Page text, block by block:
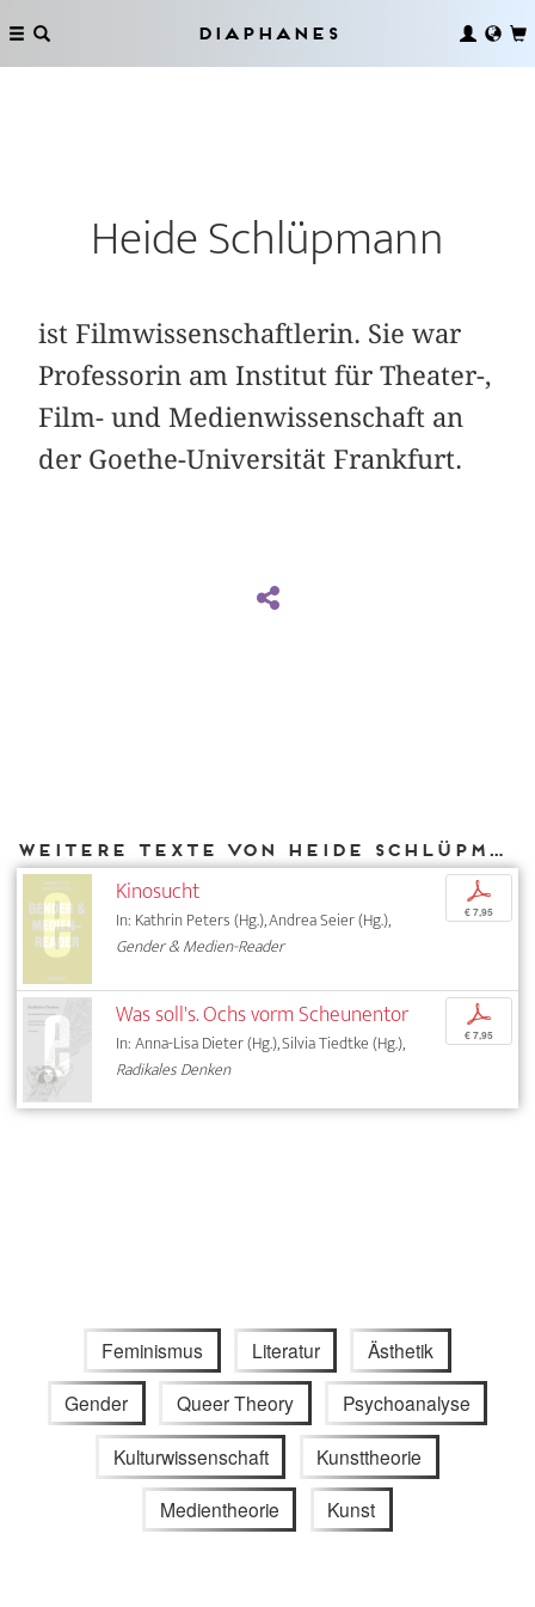
Diaphanes
Heide Schlüpmann
ist Filmwissenschaftlerin. Sie war
Professorin am Institut für Theater-,
Film- und Medienwissenschaft an
der Goethe-Universität Frankfurt.
Weitere Texte von Heide Schlüpmann bei DIAPHANES
Kinosucht
In: Kathrin Peters (Hg.), Andrea Seier (Hg.),
Gender & Medien-Reader
p
€ 7,95
Was soll's. Ochs vorm Scheunentor
In: Anna-Lisa Dieter (Hg.), Silvia Tiedtke (Hg.),
Radikales Denken
p
€ 7,95
Feminismus Literatur Ästhetik
Gender Queer Theory Psychoanalyse
Kulturwissenschaft Kunsttheorie
Medientheorie Kunst